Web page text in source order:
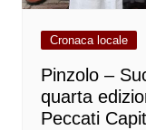
Cronaca locale
Pinzolo –
quarta
Peccati